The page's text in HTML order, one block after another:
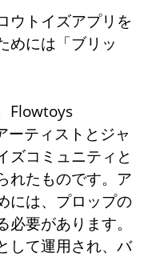
ウトイズアプリを
めには「ブリッ
Flowtoys
ーティストとジャ
ズコミュニティと
れたものです。ア
には、プロップの
要があります。
して運用され、バ